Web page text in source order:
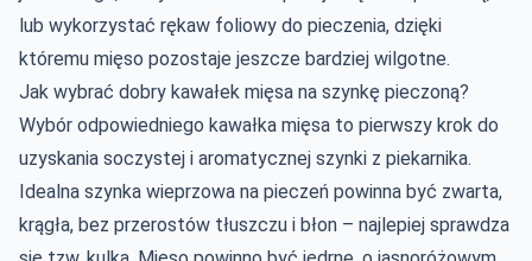
lub wykorzystać rękaw foliowy do pieczenia, dzięki
któremu mięso pozostaje jeszcze bardziej wilgotne.
Jak wybrać dobry kawałek mięsa na szynkę pieczoną?
Wybór odpowiedniego kawałka mięsa to pierwszy krok do
uzyskania soczystej i aromatycznej szynki z piekarnika.
Idealna szynka wieprzowa na pieczeń powinna być zwarta,
krągła, bez przerostów tłuszczu i błon – najlepiej sprawdza